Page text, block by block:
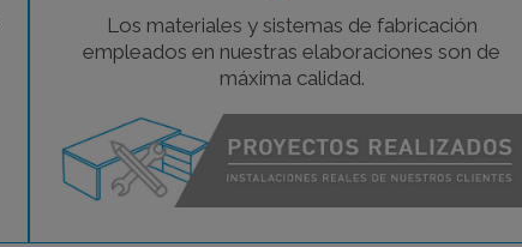
Los materiales y sistemas de fabricación
empleados en nuestras elaboraciones son de
máxima calidad.